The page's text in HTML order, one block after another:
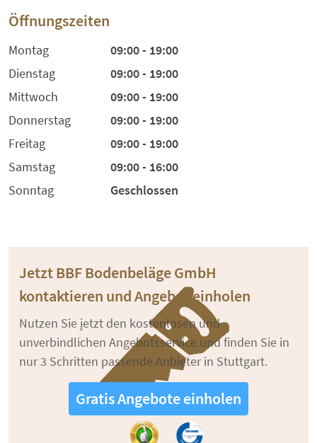
Öffnungszeiten
Montag
09:00 - 19:00
Dienstag
09:00 - 19:00
Mittwoch
09:00 - 19:00
Donnerstag
09:00 - 19:00
Freitag
09:00 - 19:00
Samstag
09:00 - 16:00
Sonntag
Geschlossen
Jetzt BBF Bodenbeläge GmbH
kontaktieren und Angebot einholen
Nutzen Sie jetzt den kostenlosen und
unverbindlichen Angebotsservice und finden Sie in
nur 3 Schritten passende Anbieter in Stuttgart.
Gratis Angebote einholen